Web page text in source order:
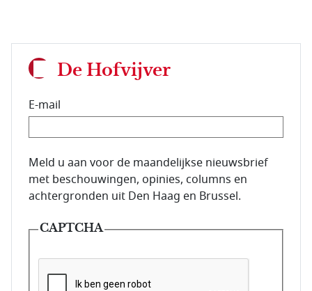
De Hofvijver
E-mail
E-mailadres van de abonnee.
Meld u aan voor de maandelijkse nieuwsbrief
met beschouwingen, opinies, columns en
achtergronden uit Den Haag en Brussel.
CAPTCHA